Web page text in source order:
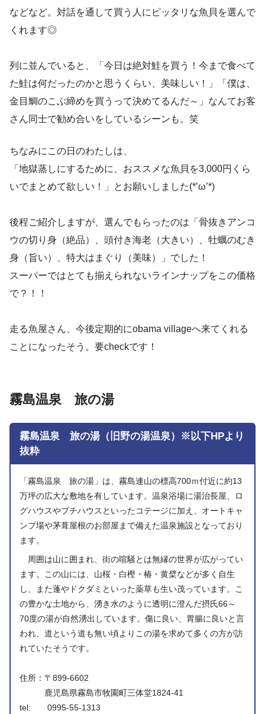
などなど。対話を通して買う人にピッタリな魚貝を選んで
くれます◎
列に並んでいると、「今日は絶対鮭を買う！今まで食べて
た鮭は何だったのかと思うくらい、美味しい！」「僕は、
金目鯛のこぶ締めを買うって決めてるんだ～」なんてお客
さん同士で勧め合いをしているシーンも。笑
ちなみにこの日のわたしは、
「地獄蒸しにするために、おススメな魚貝を3,000円くら
いでまとめて欲しい！」とお願いしました(*’ω’*)
後程ご紹介しますが、選んでもらったのは「骨抜きアンコ
ウの切り身（絶品）、頭付き海老（大きい）、牡蠣のむき
身（旨い）、特大はまぐり（美味）」でした！
スーパーではとても揃えられないラインナップをこの価格
で？！！
走る魚屋さん、今後定期的にobama villageへ来てくれる
ことになったそう。要checkです！
霧島温泉 旅の湯
霧島温泉 旅の湯（旧野の湯温泉）※以下HPより
抜粋
「霧島温泉 旅の湯」は、霧島連山の標高700ｍ付近に約13
万坪の広大な敷地を有しています。温泉浴場に湯治長屋、ロ
グハウスやプチハウスといったコテージに加え、オートキャ
ンプ場や茅葺屋根のお部屋まで備えた温泉施設となっており
ます。
周囲は山に囲まれ、街の喧騒とは無縁の世界が広がってい
ます。この山には、山桜・白樫・椿・黄檗などが多く自生
し、また蓬やドクダミといった薬草も生い茂っています。こ
の豊かな土地から、湧き水のように透明に澄んだ摂氏66～
70度の湯が自然湧出しています。傷に良い、胃腸に良いと言
われ、道という道も無い頃よりこの湯を求めて多くの方が訪
れていたそうです。
住所：〒899-6602
鹿児島県霧島市牧園町三体堂1824-41
tel: 0995-55-1313